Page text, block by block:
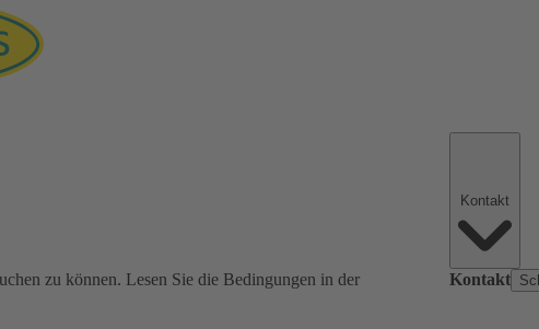
zu können. Lesen Sie die Bedingungen in der
Kontakt